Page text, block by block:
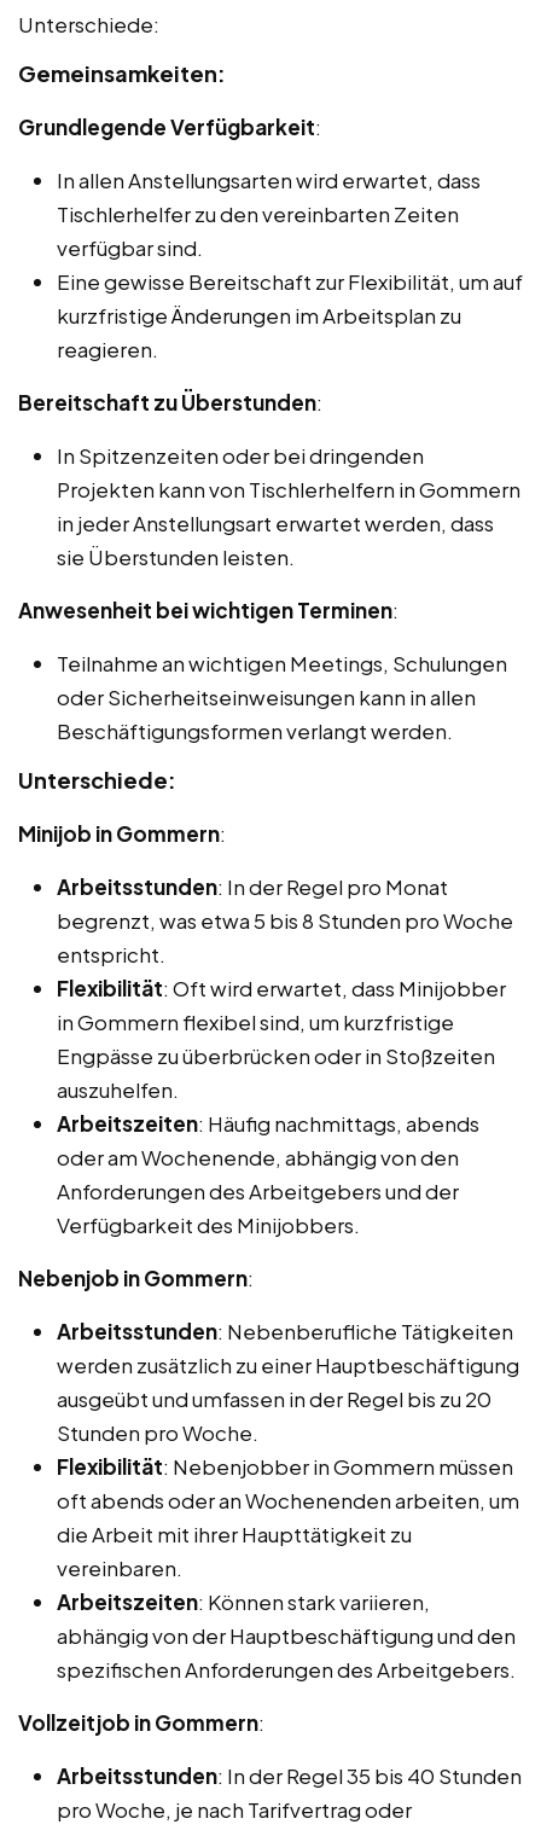
Unterschiede:
Gemeinsamkeiten:
Grundlegende Verfügbarkeit:
In allen Anstellungsarten wird erwartet, dass
Tischlerhelfer zu den vereinbarten Zeiten
verfügbar sind.
Eine gewisse Bereitschaft zur Flexibilität, um auf
kurzfristige Änderungen im Arbeitsplan zu
reagieren.
Bereitschaft zu Überstunden:
In Spitzenzeiten oder bei dringenden
Projekten kann von Tischlerhelfern in Gommern
in jeder Anstellungsart erwartet werden, dass
sie Überstunden leisten.
Anwesenheit bei wichtigen Terminen:
Teilnahme an wichtigen Meetings, Schulungen
oder Sicherheitseinweisungen kann in allen
Beschäftigungsformen verlangt werden.
Unterschiede:
Minijob in Gommern:
Arbeitsstunden: In der Regel pro Monat
begrenzt, was etwa 5 bis 8 Stunden pro Woche
entspricht.
Flexibilität: Oft wird erwartet, dass Minijobber
in Gommern flexibel sind, um kurzfristige
Engpässe zu überbrücken oder in Stoßzeiten
auszuhelfen.
Arbeitszeiten: Häufig nachmittags, abends
oder am Wochenende, abhängig von den
Anforderungen des Arbeitgebers und der
Verfügbarkeit des Minijobbers.
Nebenjob in Gommern:
Arbeitsstunden: Nebenberufliche Tätigkeiten
werden zusätzlich zu einer Hauptbeschäftigung
ausgeübt und umfassen in der Regel bis zu 20
Stunden pro Woche.
Flexibilität: Nebenjobber in Gommern müssen
oft abends oder an Wochenenden arbeiten, um
die Arbeit mit ihrer Haupttätigkeit zu
vereinbaren.
Arbeitszeiten: Können stark variieren,
abhängig von der Hauptbeschäftigung und den
spezifischen Anforderungen des Arbeitgebers.
Vollzeitjob in Gommern:
Arbeitsstunden: In der Regel 35 bis 40 Stunden
pro Woche, je nach Tarifvertrag oder